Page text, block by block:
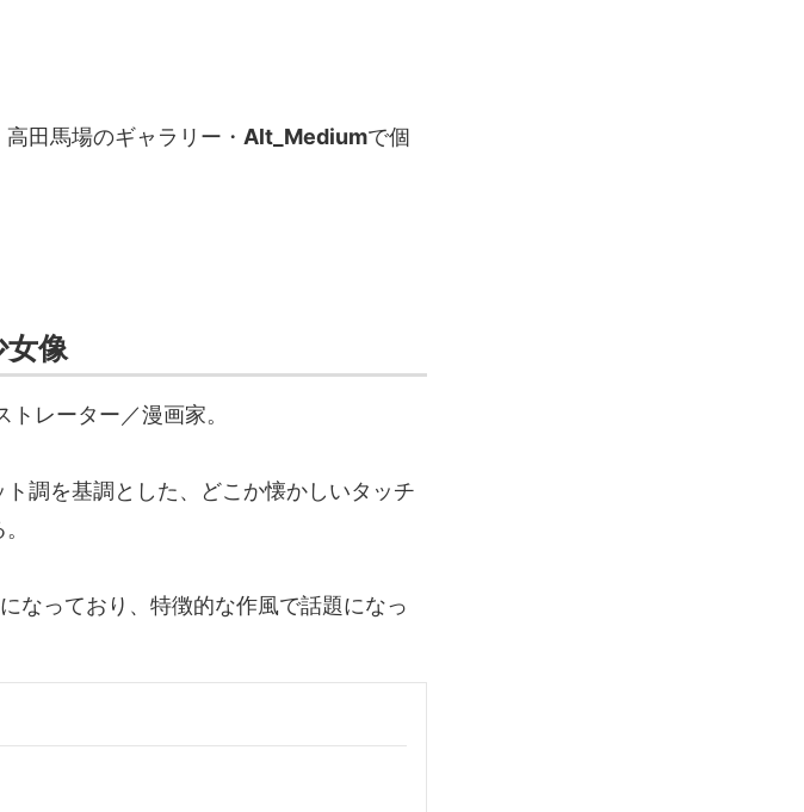
高田馬場のギャラリー・ Alt_Mediumで個
像
レーター／漫画家。
ト調を基調とした、どこか懐かしいタッチ
なっており、特徴的な作風で話題になっ